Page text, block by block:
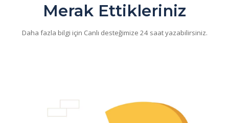
Merak Ettikleriniz
Daha fazla bilgi için Canlı desteğimize 24 saat yazabilirsiniz.